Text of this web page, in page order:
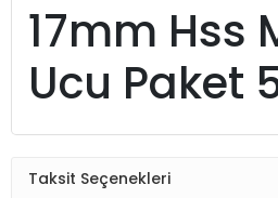
17mm Hss
Ucu Paket
Taksit Seçenekleri